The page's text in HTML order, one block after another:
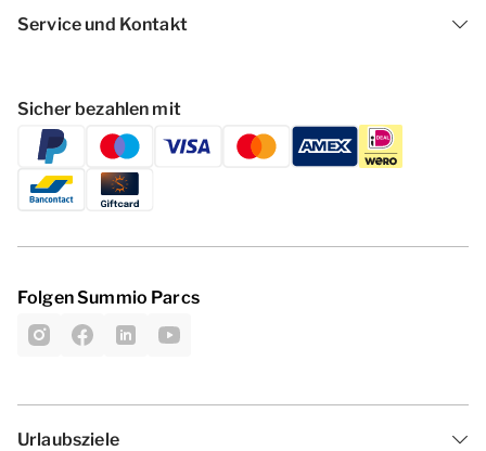
Service und Kontakt
Sicher bezahlen mit
Folgen Summio Parcs
Urlaubsziele